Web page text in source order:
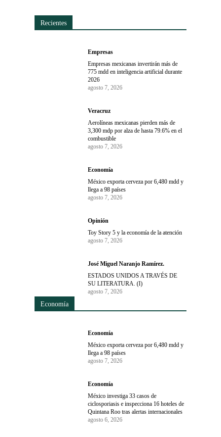
Recientes
Empresas
Empresas mexicanas invertirán más de
775 mdd en inteligencia artificial durante
2026
agosto 7, 2026
Veracruz
Aerolíneas mexicanas pierden más de
3,300 mdp por alza de hasta 79.6% en el
combustible
agosto 7, 2026
Economía
México exporta cerveza por 6,480 mdd y
llega a 98 países
agosto 7, 2026
Opinión
Toy Story 5 y la economía de la atención
agosto 7, 2026
José Miguel Naranjo Ramírez.
ESTADOS UNIDOS A TRAVÉS DE
SU LITERATURA. (I)
agosto 7, 2026
Economía
Economía
México exporta cerveza por 6,480 mdd y
llega a 98 países
agosto 7, 2026
Economía
México investiga 33 casos de
ciclosporiasis e inspecciona 16 hoteles de
Quintana Roo tras alertas internacionales
agosto 6, 2026